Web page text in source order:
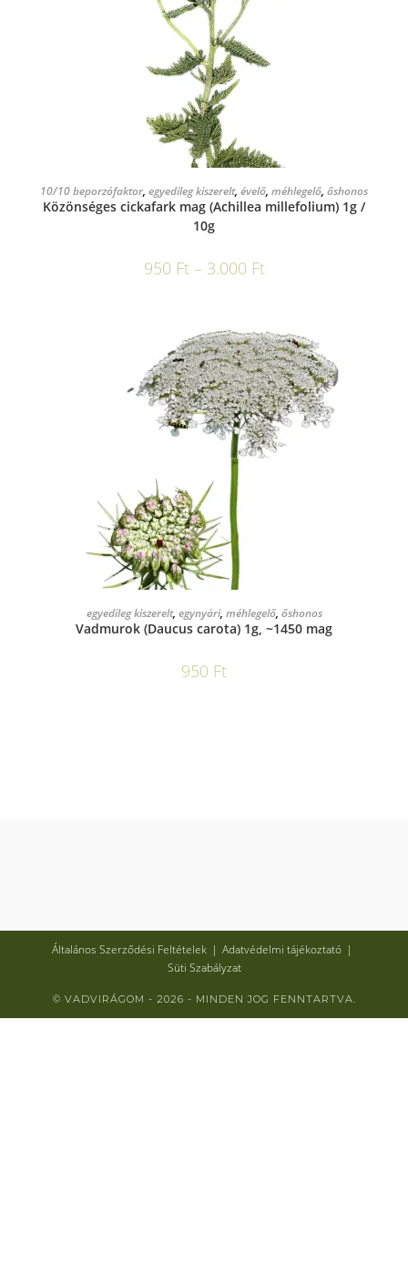
OPCIÓK VÁLASZTÁSA
10/10 beporzófaktor, egyedileg kiszerelt, évelő, méhlegelő, őshonos
Közönséges cickafark mag (Achillea millefolium) 1g /
10g
950 Ft – 3.000 Ft
KOSÁRBA TESZEM
egyedileg kiszerelt, egynyári, méhlegelő, őshonos
Vadmurok (Daucus carota) 1g, ~1450 mag
950 Ft
Általános Szerződési Feltételek
Adatvédelmi tájékoztató
Süti Szabályzat
© VADVIRÁGOM - 2026 - MINDEN JOG FENNTARTVA.